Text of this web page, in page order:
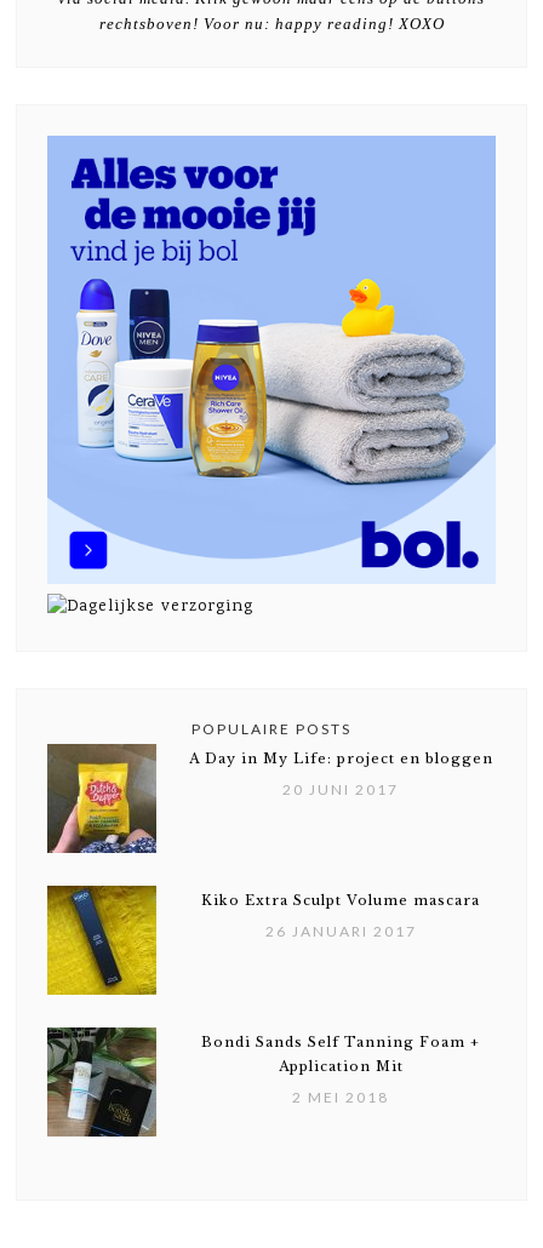
rechtsboven! Voor nu: happy reading! XOXO
POPULAIRE POSTS
A Day in My Life: project en bloggen
20 JUNI 2017
Kiko Extra Sculpt Volume mascara
26 JANUARI 2017
Bondi Sands Self Tanning Foam +
Application Mit
2 MEI 2018